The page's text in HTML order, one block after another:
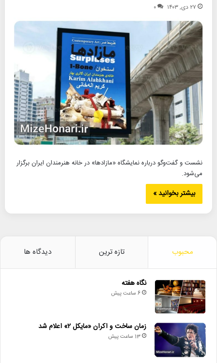
۲۷ دی, ۱۴۰۳ ۰
نشست و گفت‌وگو درباره نمایشگاه «مازادها» در خانه هنرمندان ایران برگزار
می‌شود.
بیشتر بخوانید »
محبوب تازه ترین دیدگاه ها
نگاه هفته
6 ساعت پیش
زمان ساخت و اکران «مایکل ۲» اعلام شد
13 ساعت پیش